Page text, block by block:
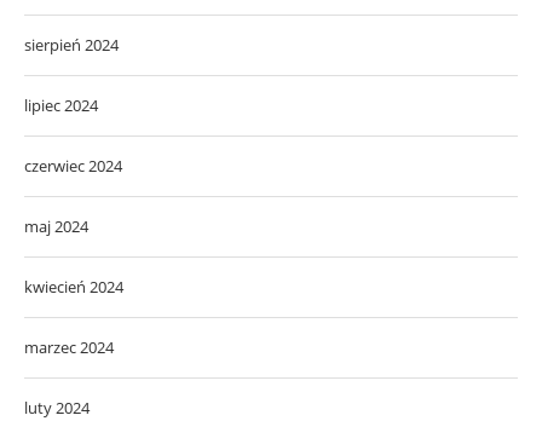
sierpień 2024
lipiec 2024
czerwiec 2024
maj 2024
kwiecień 2024
marzec 2024
luty 2024